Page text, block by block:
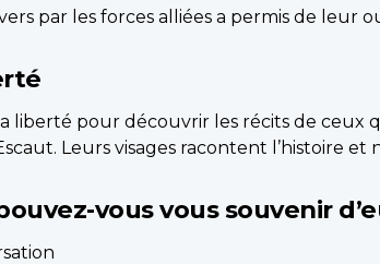
par les forces alliées a permis de leur
liberté pour découvrir les récits de
Leurs visages racontent l’histoire
vous vous souvenir